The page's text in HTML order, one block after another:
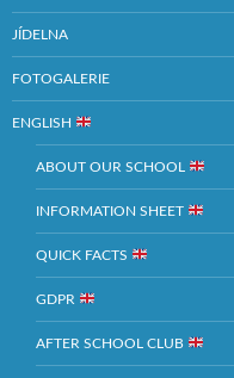
JÍDELNA
FOTOGALERIE
ENGLISH
ABOUT OUR SCHOOL
INFORMATION SHEET
QUICK FACTS
GDPR
AFTER SCHOOL CLUB